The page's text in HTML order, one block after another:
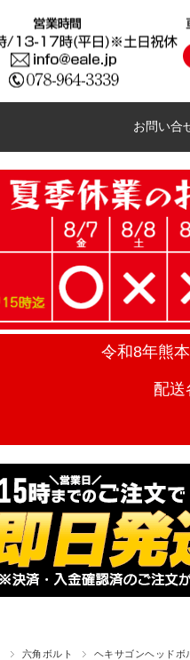
お問い合
令和8年熊
配送
六角ボルト ヘキサゴンヘッドボ